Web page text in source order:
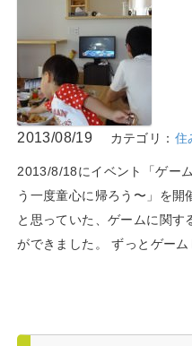
2013/08/19 カテゴリ： 住
2013/8/18にイベント「ゲー
う一度童心に帰ろう〜」を
と思っていた、ゲームに関す
ができました。 ずっとゲーム